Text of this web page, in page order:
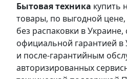
Бытовая техника купить
товары, по выгодной
без распаковки в Украине,
официальной гарантией
и после-гарантийным
авторизированных